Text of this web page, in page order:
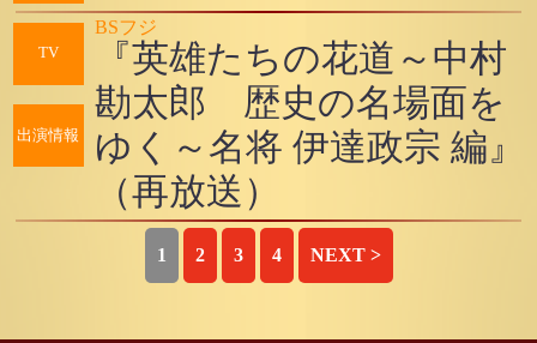
TV
出演情報
BSフジ
『英雄たちの花道～中村
勘太郎 歴史の名場面を
ゆく～名将 伊達政宗 編』
（再放送）
1 2 3 4 NEXT >